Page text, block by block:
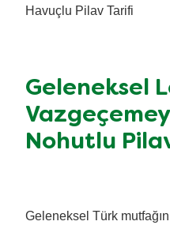
Havuçlu Pilav Tarifi
Geleneksel
Nohutlu
Geleneksel Türk